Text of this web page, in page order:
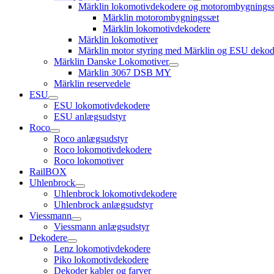
open
child
menu
Märklin lokomotivdekodere og
Märklin motorombygningssæt
Märklin lokomotivdekodere
Märklin lokomotiver
Märklin motor styring med Märklin og ESU
Märklin Danske Lokomotiver
open
Märklin 3067 DSB MY
Märklin reservedele
ESU
open
child
menu
ESU lokomotivdekodere
ESU anlægsudstyr
Roco
open
child
menu
Roco anlægsudstyr
Roco lokomotivdekodere
Roco lokomotiver
RailBOX
Uhlenbrock
open
child
menu
Uhlenbrock lokomotivdekodere
Uhlenbrock anlægsudstyr
Viessmann
open
child
menu
Viessmann anlægsudstyr
Dekodere
open
child
menu
Lenz lokomotivdekodere
Piko lokomotivdekodere
Dekoder kabler og farver